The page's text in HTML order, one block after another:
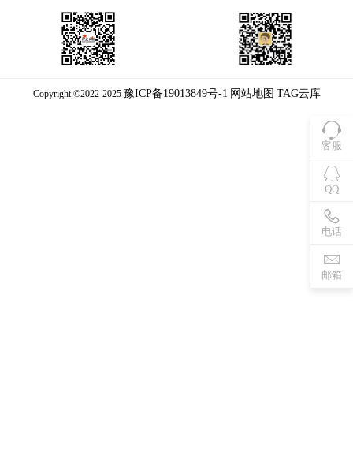
客服
QQ
电话
邮箱
Copyright ©2022-2025 豫ICP备19013849号-1 网站地图 TAG云库